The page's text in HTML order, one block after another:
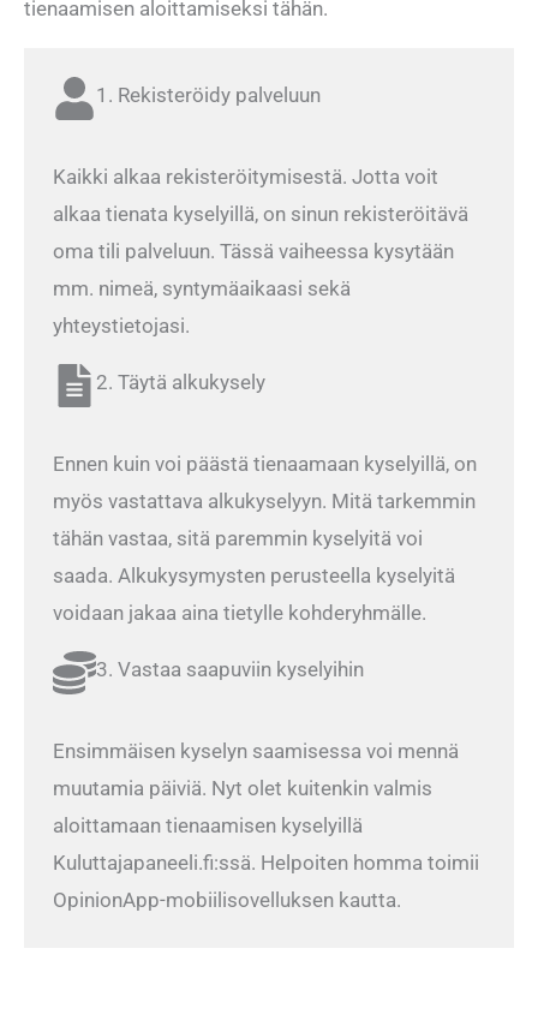
tienaamisen aloittamiseksi tähän.
1. Rekisteröidy palveluun
Kaikki alkaa rekisteröitymisestä. Jotta voit
alkaa tienata kyselyillä, on sinun rekisteröitävä
oma tili palveluun. Tässä vaiheessa kysytään
mm. nimeä, syntymäaikaasi sekä
yhteystietojasi.
2. Täytä alkukysely
Ennen kuin voi päästä tienaamaan kyselyillä, on
myös vastattava alkukyselyyn. Mitä tarkemmin
tähän vastaa, sitä paremmin kyselyitä voi
saada. Alkukysymysten perusteella kyselyitä
voidaan jakaa aina tietylle kohderyhmälle.
3. Vastaa saapuviin kyselyihin
Ensimmäisen kyselyn saamisessa voi mennä
muutamia päiviä. Nyt olet kuitenkin valmis
aloittamaan tienaamisen kyselyillä
Kuluttajapaneeli.fi:ssä. Helpoiten homma toimii
OpinionApp-mobiilisovelluksen kautta.